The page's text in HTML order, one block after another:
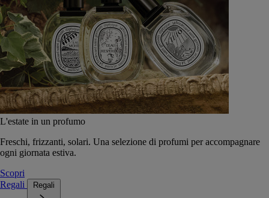
L'estate in un profumo
Freschi, frizzanti, solari. Una selezione di profumi per accompagnare
ogni giornata estiva.
Scopri
Regali
Regali